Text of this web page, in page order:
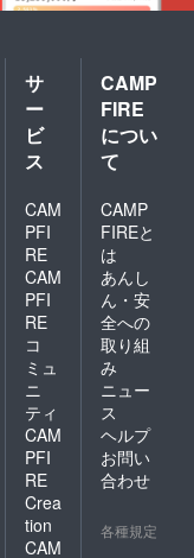
サ
ー
ビ
ス
CAM
PFI
RE
CAM
PFI
RE
コ
ミュ
ニ
ティ
CAM
PFI
RE
Crea
tion
CAM
CAMP
FIRE
につい
て
CAMP
FIREと
は
あんし
ん・安
全への
取り組
み
ニュー
ス
ヘルプ
お問い
合わせ
各種規定